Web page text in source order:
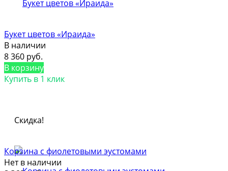
Букет цветов «Ираида»
В наличии
8 360 руб.
В корзину
Купить в 1 клик
Скидка!
Корзина с фиолетовыми эустомами
Нет в наличии